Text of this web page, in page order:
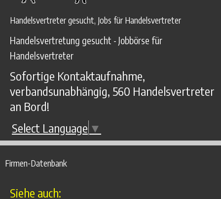
Handelsvertreter gesucht, Jobs für Handelsvertreter
Handelsvertretung gesucht - Jobbörse für
Handelsvertreter
Sofortige Kontaktaufnahme,
verbandsunabhängig, 560 Handelsvertreter
an Bord!
Select Language ▼
Firmen-Datenbank
Siehe auch: